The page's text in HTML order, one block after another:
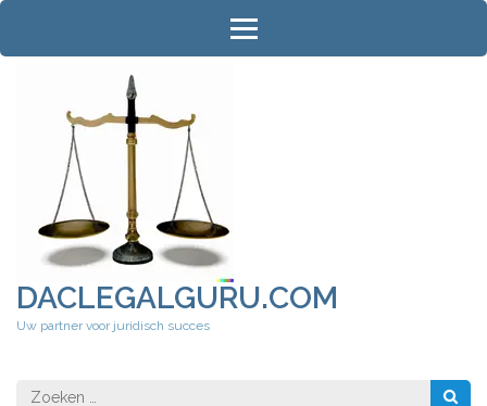
Ga
inhoud
DACLEGALGURU.COM
Uw partner voor juridisch succes
Zoeken